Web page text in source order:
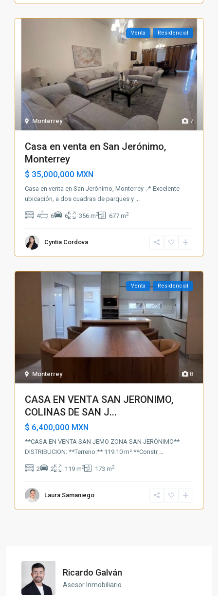
7
Monterrey
Venta Residencial
Casa en venta en San Jerónimo,
Monterrey
$ 35,000,000 MXN
Casa en venta en San Jerónimo, Monterrey 📍 Excelente
ubicación, a dos cuadras de parques y
4 6 6 356 m2 677 m2
Cyntia Cordova
8
Monterrey
Venta Residencial
CASA EN VENTA SAN JERONIMO,
COLINAS DE SAN J...
$ 6,400,000 MXN
**CASA EN VENTA SAN JEMO ZONA SAN JERÓNIMO**
DISTRIBUCION: **Terreno:** 119.10 m² **Constr
2 2 119 m2 173 m2
Laura Samaniego
Ricardo Galván
Asesor Inmobiliario